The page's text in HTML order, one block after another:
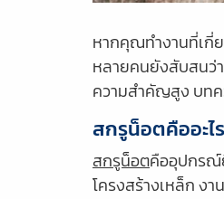
หากคุณทำงานที่เกี่
หลายคนยังสับสนว่า
ความสำคัญสูง บทค
สกรูน็อตคืออะไ
สกรูน็อตคืออุปกรณ์
โครงสร้างเหล็ก ง